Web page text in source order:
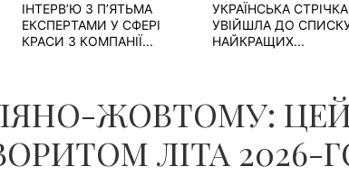
ІНТЕРВ’Ю З П’ЯТЬМА
ЕКСПЕРТАМИ У СФЕРІ
КРАСИ З КОМПАНІЇ...
УКРАЇНСЬКА СТРІЧКА
УВІЙШЛА ДО
НАЙКРАЩИХ...
ЖОВТОМУ: ЦЕЙ
ЛІТА 2026-